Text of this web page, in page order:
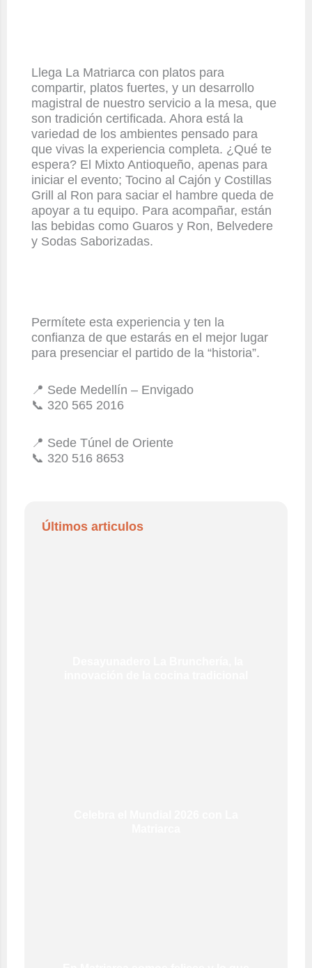
Llega La Matriarca con platos para
compartir, platos fuertes, y un desarrollo
magistral de nuestro servicio a la mesa, que
son tradición certificada. Ahora está la
variedad de los ambientes pensado para
que vivas la experiencia completa. ¿Qué te
espera? El Mixto Antioqueño, apenas para
iniciar el evento; Tocino al Cajón y Costillas
Grill al Ron para saciar el hambre queda de
apoyar a tu equipo. Para acompañar, están
las bebidas como Guaros y Ron, Belvedere
y Sodas Saborizadas.
Permítete esta experiencia y ten la
confianza de que estarás en el mejor lugar
para presenciar el partido de la “historia”.
📍 Sede Medellín – Envigado
📞 320 565 2016
📍 Sede Túnel de Oriente
📞 320 516 8653
Últimos articulos